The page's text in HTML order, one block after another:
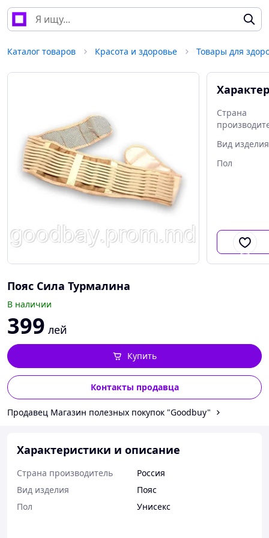
Каталог товаров Красота и здоровье Товары для
Страна
Вид изделия
Пол
Пояс Сила Турмалина
В наличии
399 лей
Контакты продавца
Купить
Продавец Магазин полезных покупок "Goodbuy"
Характеристики и описание
Страна производитель
Россия
Вид изделия
Пояс
Пол
Унисекс